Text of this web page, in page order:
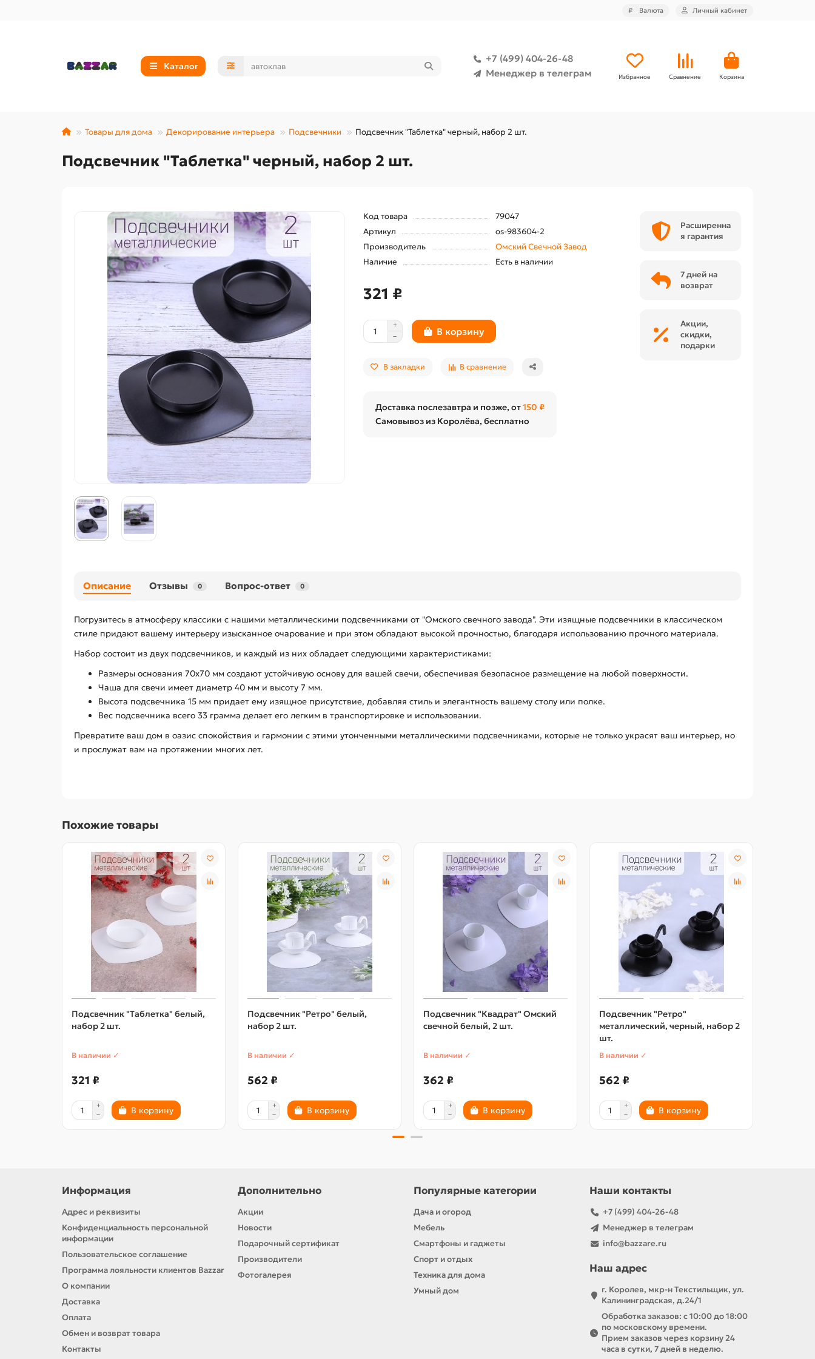
₽ Валюта Личный кабинет
Каталог
+7 (499) 404-26-48
Менеджер в телеграм
Избранное Сравнение Корзина
Товары для дома Декорирование интерьера Подсвечники Подсвечник "Таблетка" черный, набор 2 шт.
Подсвечник "Таблетка" черный, набор 2 шт.
Код товара
79047
Артикул
os-983604-2
Производитель
Омский Свечной Завод
Наличие
Есть в наличии
321 ₽
В корзину
В закладки В сравнение
Доставка послезавтра и позже, от150 ₽
Самовывоз из Королёва, бесплатно
Расширенна
я гарантия
7 дней на
возврат
Акции,
скидки,
подарки
Описание Отзывы 0 Вопрос-ответ 0
Погрузитесь в атмосферу классики с нашими металлическими подсвечниками от "Омского свечного завода". Эти изящные подсвечники в классическом
стиле придают вашему интерьеру изысканное очарование и при этом обладают высокой прочностью, благодаря использованию прочного материала.
Набор состоит из двух подсвечников, и каждый из них обладает следующими характеристиками:
Размеры основания 70х70 мм создают устойчивую основу для вашей свечи, обеспечивая безопасное размещение на любой поверхности.
Чаша для свечи имеет диаметр 40 мм и высоту 7 мм.
Высота подсвечника 15 мм придает ему изящное присутствие, добавляя стиль и элегантность вашему столу или полке.
Вес подсвечника всего 33 грамма делает его легким в транспортировке и использовании.
Превратите ваш дом в оазис спокойствия и гармонии с этими утонченными металлическими подсвечниками, которые не только украсят ваш интерьер, но
и прослужат вам на протяжении многих лет.
Похожие товары
Подсвечник "Таблетка" белый,
набор 2 шт.
В наличии ✓
321 ₽
В корзину
Подсвечник "Ретро" белый,
набор 2 шт.
В наличии ✓
562 ₽
В корзину
Подсвечник "Квадрат" Омский
свечной белый, 2 шт.
В наличии ✓
362 ₽
В корзину
Подсвечник "Ретро"
металлический, черный, набор 2
шт.
В наличии ✓
562 ₽
В корзину
Информация
Адрес и реквизиты
Конфиденциальность персональной
информации
Пользовательское соглашение
Программа лояльности клиентов Bazzar
О компании
Доставка
Оплата
Обмен и возврат товара
Контакты
Дополнительно
Акции
Новости
Подарочный сертификат
Производители
Фотогалерея
Популярные категории
Дача и огород
Мебель
Смартфоны и гаджеты
Спорт и отдых
Техника для дома
Умный дом
Наши контакты
+7 (499) 404-26-48
Менеджер в телеграм
info@bazzare.ru
Наш адрес
г. Королев, мкр-н Текстильщик, ул.
Калининградская, д.24/1
Обработка заказов: с 10:00 до 18:00
по московскому времени.
Прием заказов через корзину 24
часа в сутки, 7 дней в неделю.